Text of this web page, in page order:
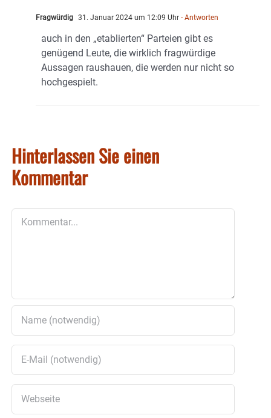
Fragwürdig 31. Januar 2024 um 12:09 Uhr - Antworten
auch in den „etablierten“ Parteien gibt es
genügend Leute, die wirklich fragwürdige
Aussagen raushauen, die werden nur nicht so
hochgespielt.
Hinterlassen Sie einen
Kommentar